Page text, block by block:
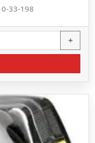
0-33-198
+